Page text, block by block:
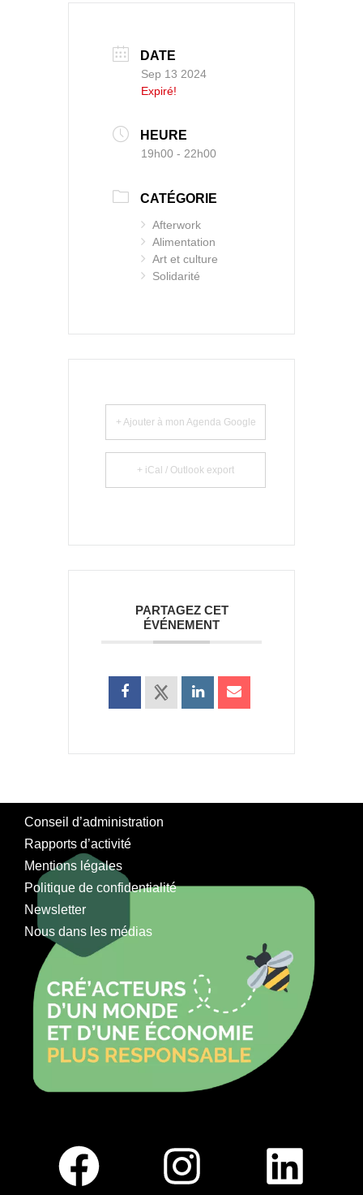
DATE
Sep 13 2024
Expiré!
HEURE
19h00 - 22h00
CATÉGORIE
Afterwork
Alimentation
Art et culture
Solidarité
+ Ajouter à mon Agenda Google
+ iCal / Outlook export
PARTAGEZ CET
ÉVÉNEMENT
Conseil d’administration
Rapports d’activité
Mentions légales
Politique de confidentialité
Newsletter
Nous dans les médias